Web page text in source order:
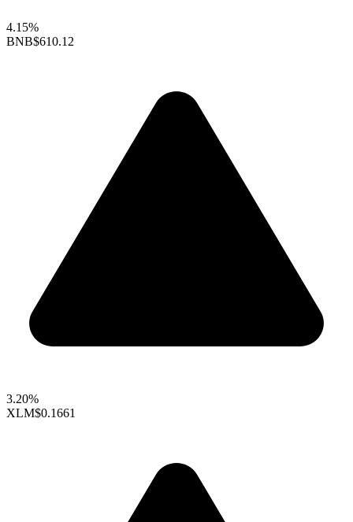
4.15%
BNB$610.12
3.20%
XLM$0.1661